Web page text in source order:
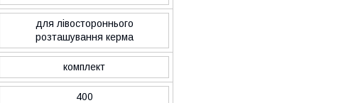
для лівостороннього
розташування керма
комплект
400